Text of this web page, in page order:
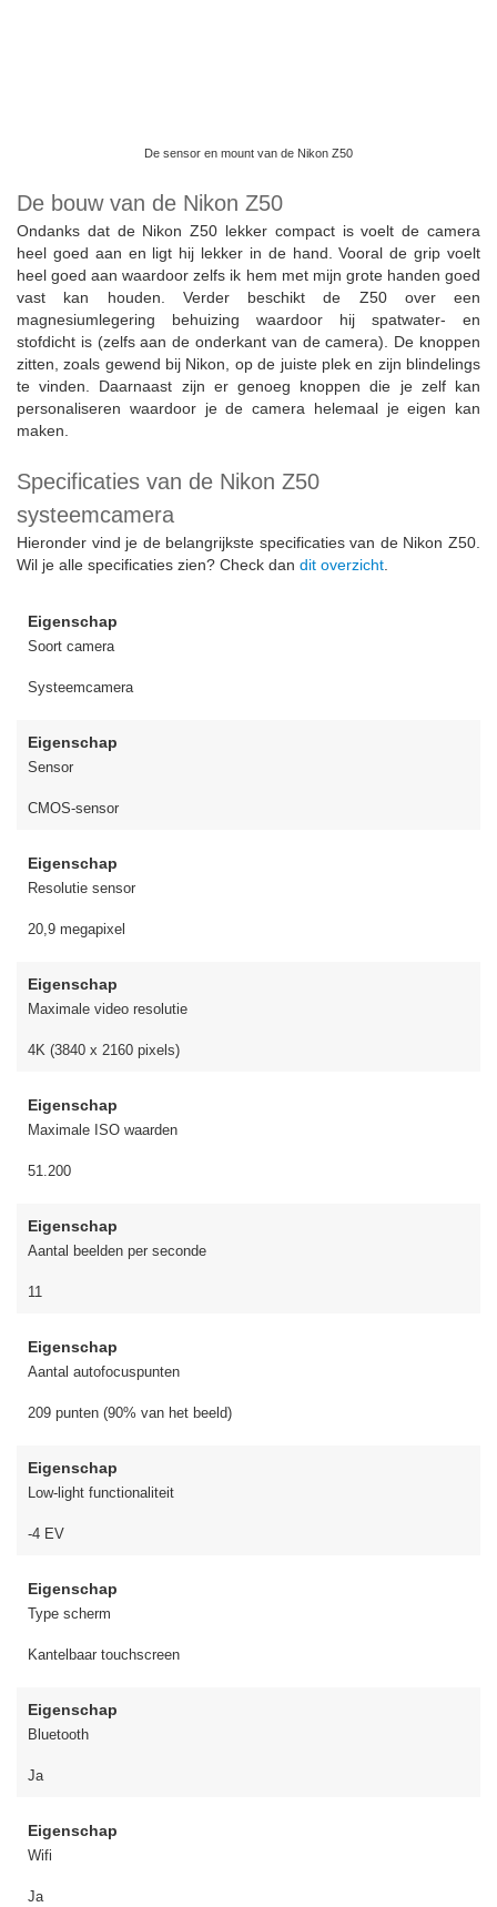
De sensor en mount van de Nikon Z50
De bouw van de Nikon Z50
Ondanks dat de Nikon Z50 lekker compact is voelt de camera
heel goed aan en ligt hij lekker in de hand. Vooral de grip voelt
heel goed aan waardoor zelfs ik hem met mijn grote handen goed
vast kan houden. Verder beschikt de Z50 over een
magnesiumlegering behuizing waardoor hij spatwater- en
stofdicht is (zelfs aan de onderkant van de camera). De knoppen
zitten, zoals gewend bij Nikon, op de juiste plek en zijn blindelings
te vinden. Daarnaast zijn er genoeg knoppen die je zelf kan
personaliseren waardoor je de camera helemaal je eigen kan
maken.
Specificaties van de Nikon Z50
systeemcamera
Hieronder vind je de belangrijkste specificaties van de Nikon Z50.
Wil je alle specificaties zien? Check dan dit overzicht.
Eigenschap
Soort camera
Systeemcamera
Eigenschap
Sensor
CMOS-sensor
Eigenschap
Resolutie sensor
20,9 megapixel
Eigenschap
Maximale video resolutie
4K (3840 x 2160 pixels)
Eigenschap
Maximale ISO waarden
51.200
Eigenschap
Aantal beelden per seconde
11
Eigenschap
Aantal autofocuspunten
209 punten (90% van het beeld)
Eigenschap
Low-light functionaliteit
-4 EV
Eigenschap
Type scherm
Kantelbaar touchscreen
Eigenschap
Bluetooth
Ja
Eigenschap
Wifi
Ja